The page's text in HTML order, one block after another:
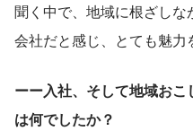
聞く中で、地域に根ざし
会社だと感じ、とても魅力
ーー入社、そして地域お
は何でしたか？